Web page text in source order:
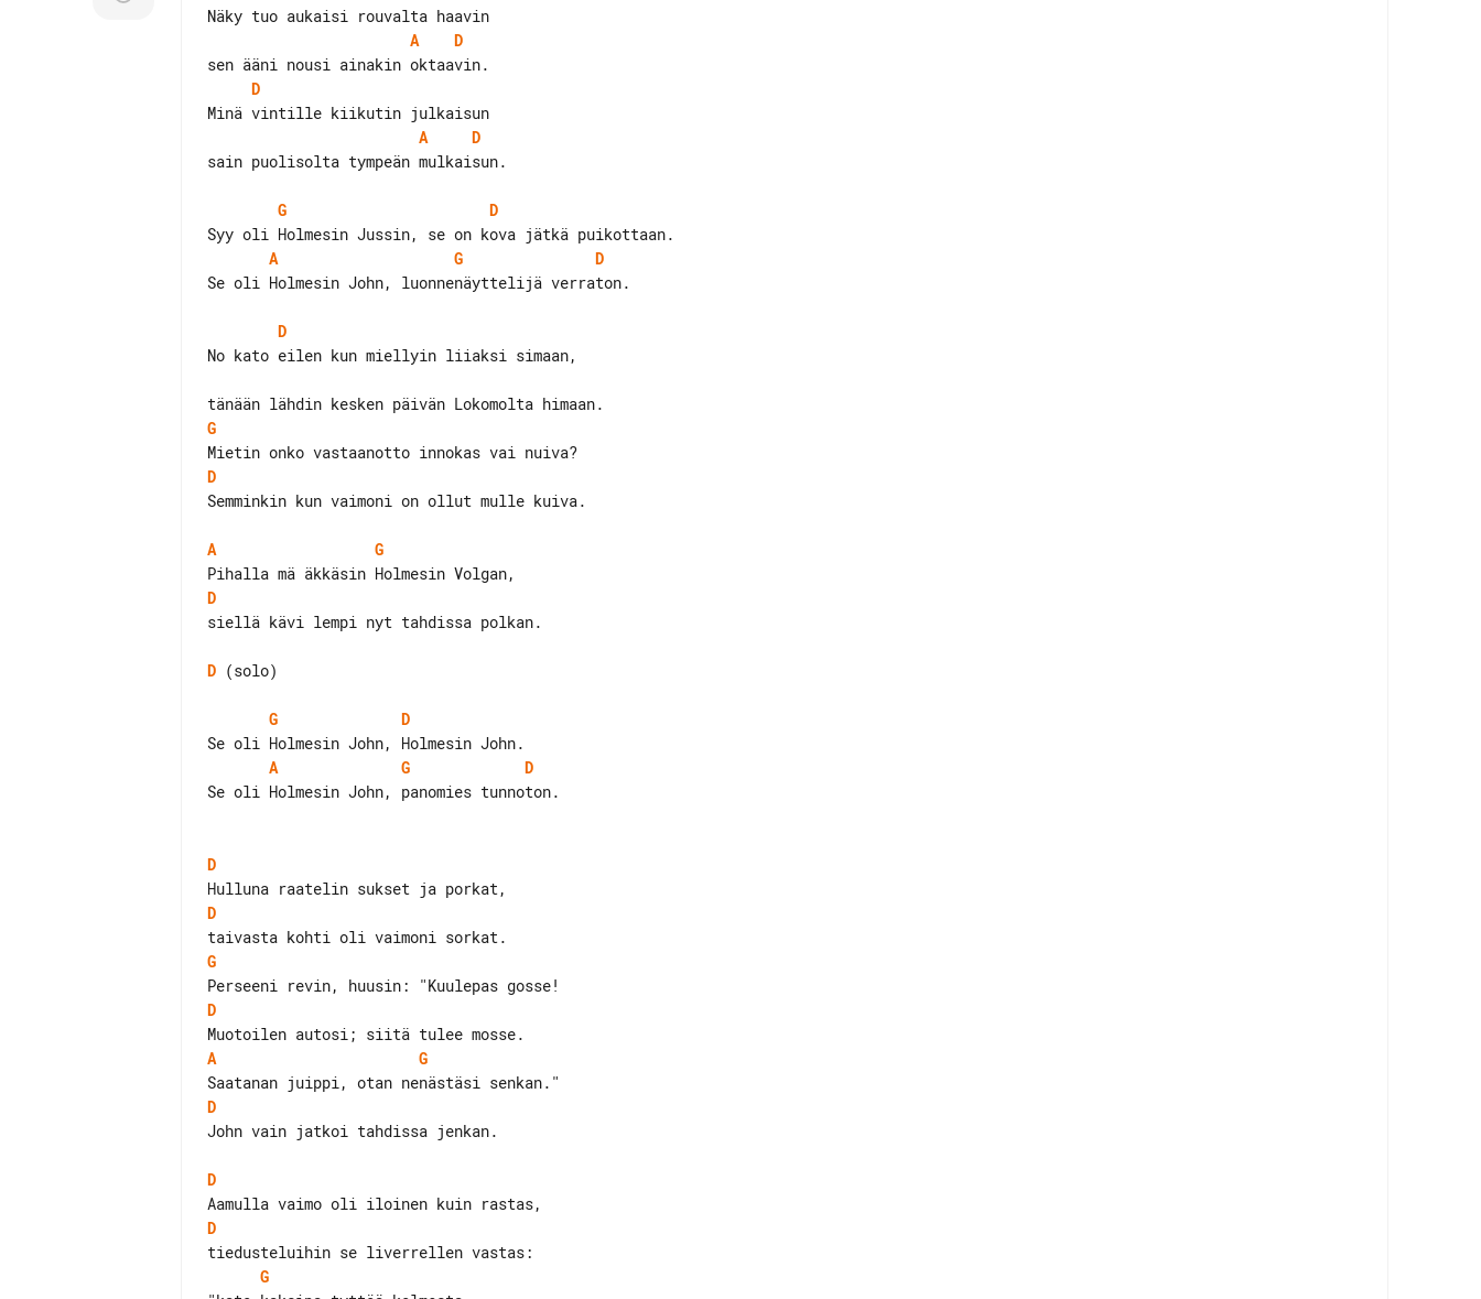
A
D
D
A
D
sain puolisolta tympeän mulkaisun.
G
D
A
G
D
Se oli Holmesin John, luonnenäyttelijä verraton.
D
No kato eilen kun miellyin liiaksi simaan,
G
D
Semminkin kun vaimoni on ollut mulle kuiva.
A
G
D
siellä kävi lempi nyt tahdissa polkan.
D (solo)
G
D
A
G
D
Se oli Holmesin John, panomies tunnoton.
D
D
G
D
A
G
D
John vain jatkoi tahdissa jenkan.
D
D
G